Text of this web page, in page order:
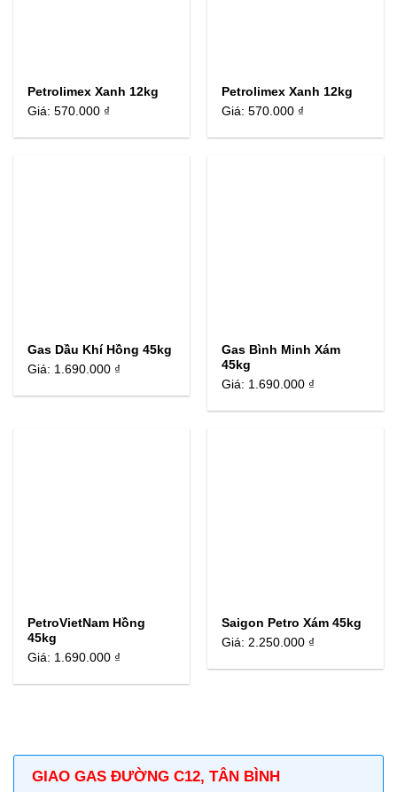
Petrolimex Xanh 12kg
Giá:570.000 ₫
Petrolimex Xanh 12kg
Giá:570.000 ₫
Gas Dầu Khí Hồng 45kg
Giá: 1.690.000 ₫
Gas Bình Minh Xám
45kg
Giá: 1.690.000 ₫
PetroVietNam Hồng
45kg
Giá: 1.690.000 ₫
Saigon Petro Xám 45kg
Giá: 2.250.000 ₫
GIAO GAS ĐƯỜNG C12, TÂN BÌNH